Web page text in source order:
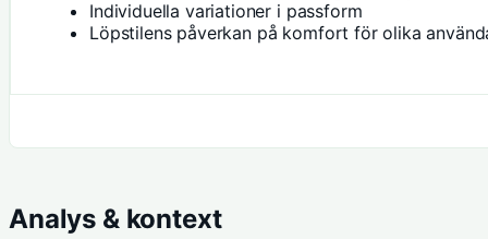
Individuella variationer i passform
Löpstilens påverkan på komfort för olika
Analys & kontext